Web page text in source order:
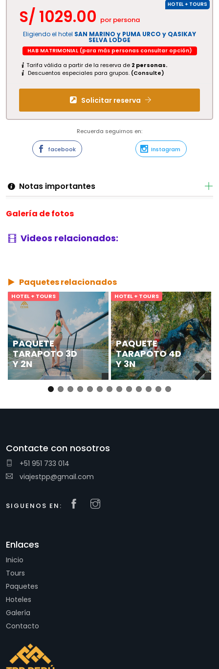
HOTEL + TOURS
S/ 1029.00 por persona
Eligiendo el hotel SAN MARINO y PUMA URCO y QASIKAY
SELVA LODGE
HAB MATRIMONIAL (para más personas consultar opción)
Tarifa válida a partir de la reserva de 2 personas.
Descuentos especiales para grupos. (Consulte)
Solicitar reserva
Recuerda seguirnos en:
facebook Instagram
Notas importantes
Galería de fotos
Videos relacionados:
Paquetes relacionados
PAQUETE
TARAPOTO 3D
Y 2N
HOTEL + TOURS
PAQUETE
TARAPOTO 4D
Y 3N
HOTEL + TOURS
Contacte con nosotros
+51 951 733 014
viajestpp@gmail.com
SIGUENOS EN:
Enlaces
Inicio
Tours
Paquetes
Hoteles
Galería
Contacto